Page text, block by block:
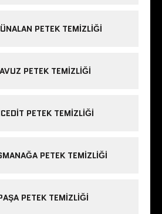
PETEK TEMIZLIĞI
PETEK TEMIZLIĞI
PETEK TEMIZLIĞI
PETEK TEMIZLIĞI
PETEK TEMIZLIĞI